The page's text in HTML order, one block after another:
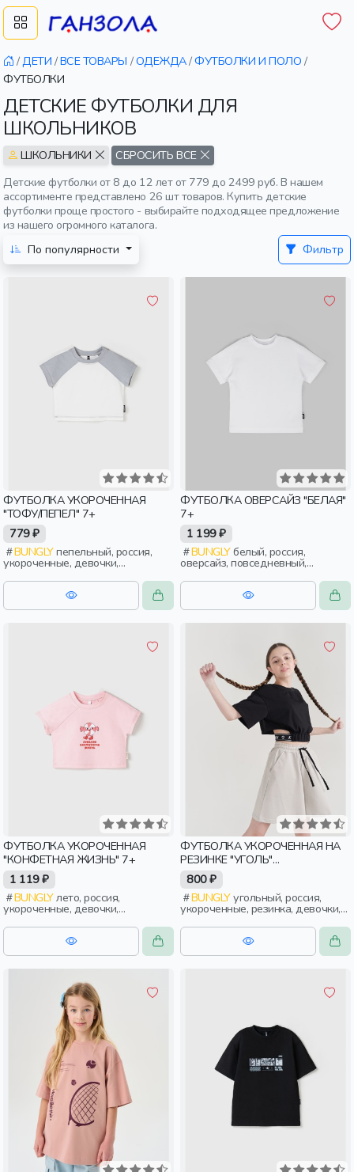
/ДЕТИ /ВСЕ ТОВАРЫ /ОДЕЖДА/ФУТБОЛКИ И ПОЛО /
ФУТБОЛКИ
ДЕТСКИЕ ФУТБОЛКИ ДЛЯ
ШКОЛЬНИКОВ
ШКОЛЬНИКИ
СБРОСИТЬ ВСЕ
Детские футболки от 8 до 12 лет от 779 до 2499 руб. В нашем
ассортименте представлено 26 шт товаров. Купить детские
футболки проще простого - выбирайте подходящее предложение
из нашего огромного каталога.
По популярности
Фильтр
ФУТБОЛКА УКОРОЧЕННАЯ
"ТОФУ/ПЕПЕЛ" 7+
779 ₽
BUNGLYпепельный, россия,
укороченные, девочки,
школьники, подростки, дети
ФУТБОЛКА ОВЕРСАЙЗ "БЕЛАЯ"
7+
1 199 ₽
BUNGLYбелый, россия,
оверсайз, повседневный,
девочки, школьники, подростки,
дети
ФУТБОЛКА УКОРОЧЕННАЯ
"КОНФЕТНАЯ ЖИЗНЬ" 7+
1 119 ₽
BUNGLYлето, россия,
укороченные, девочки,
школьники, подростки, дети
ФУТБОЛКА УКОРОЧЕННАЯ НА
РЕЗИНКЕ "УГОЛЬ"
ПОДРОСТКОВАЯ
800 ₽
BUNGLYугольный, россия,
укороченные, резинка, девочки,
школьники, подростки, дети